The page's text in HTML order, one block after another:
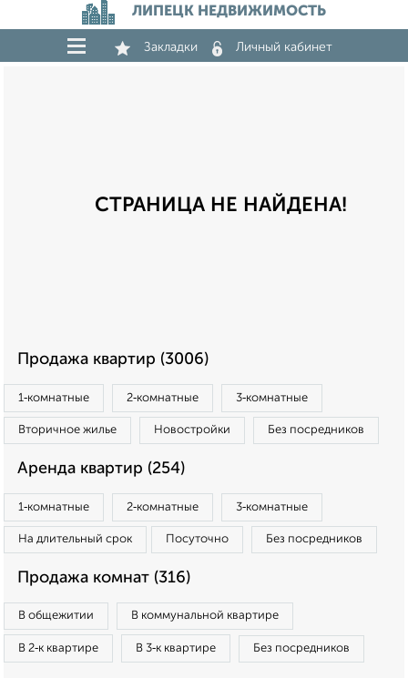
ЛИПЕЦК НЕДВИЖИМОСТЬ
Закладки Личный кабинет
СТРАНИЦА НЕ НАЙДЕНА!
Продажа квартир (3006)
1‑комнатные 2‑комнатные 3‑комнатные
Вторичное жилье Новостройки Без посредников
Аренда квартир (254)
1‑комнатные 2‑комнатные 3‑комнатные
На длительный срок Посуточно Без посредников
Продажа комнат (316)
В общежитии В коммунальной квартире
В 2‑к квартире В 3‑к квартире Без посредников